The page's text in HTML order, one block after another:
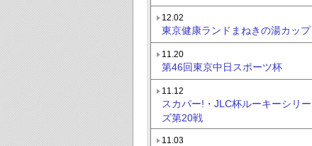
12.02
東京健康ランドまねきの湯カップ
11.20
第46回東京中日スポーツ杯
11.12
スカパー!・JLC杯ルーキーシリー
ズ第20戦
11.03